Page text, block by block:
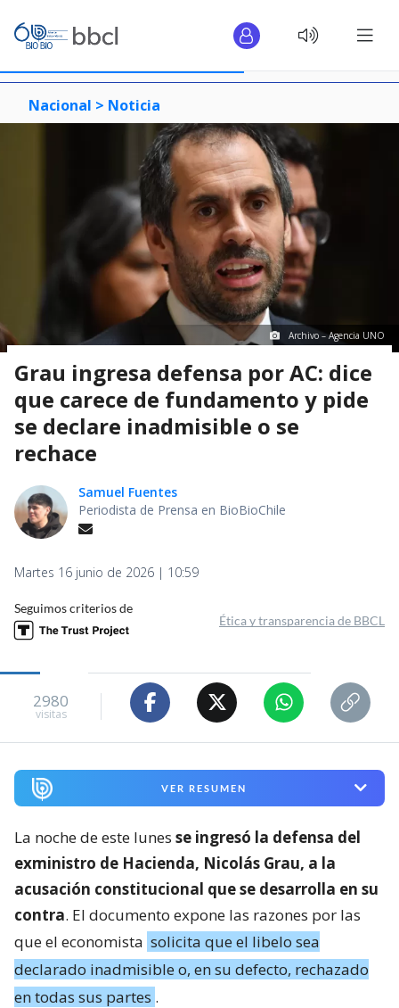
Nacional > Noticia
Archivo – Agencia UNO
Grau ingresa defensa por AC: dice
que carece de fundamento y pide
se declare inadmisible o se
rechace
Samuel Fuentes
Periodista de Prensa en BioBioChile
Martes 16 junio de 2026 | 10:59
Seguimos criterios de
Ética y transparencia de BBCL
2980
visitas
VER RESUMEN
La noche de este lunes se ingresó la defensa del
exministro de Hacienda, Nicolás Grau, a la
acusación constitucional que se desarrolla en su
contra. El documento expone las razones por las
que el economista solicita que el libelo sea
declarado inadmisible o, en su defecto, rechazado
en todas sus partes .